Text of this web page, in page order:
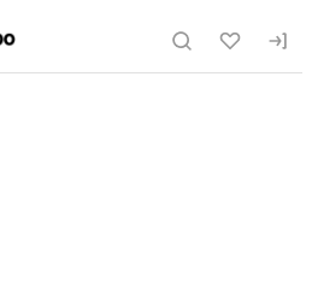
по сайту fruitinfo.ru
конфет в ДФО